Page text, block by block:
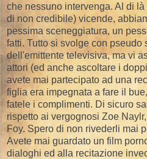
che nessuno intervenga. Al di
di non credibile) vicende,
pessima sceneggiatura, un
fatti. Tutto si svolge con pseudo
dell'emittente televisiva, ma vi
attori (ed anche ascoltare i
avete mai partecipato ad una
figlia era impegnata a fare il
fatele i complimenti. Di sicuro
rispetto ai vergognosi Zoe
Foy. Spero di non rivederli mai
Avete mai guardato un film
dialoghi ed alla recitazione